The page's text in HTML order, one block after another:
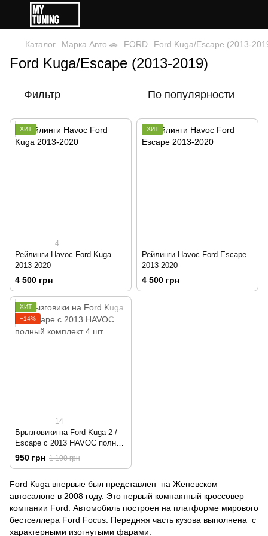
Каталог Марка Авто 🚗 FORD Ford Kuga/Escape (2013-
Ford Kuga/Escape (2013-2019)
Фильтр По популярности
ХИТ
4
Рейлинги Havoc Ford Kuga
2013-2020
4 500 грн
ХИТ
Рейлинги Havoc Ford Escape
2013-2020
4 500 грн
ХИТ
−14%
14
Брызговики на Ford Kuga 2 /
Escape с 2013 HAVOC полный
комплект 4 шт
950 грн 1 100 грн
Ford Kuga впервые был представлен на Женевском
автосалоне в 2008 году. Это первый компактный кроссовер
компании Ford. Автомобиль построен на платформе мирового
бестселлера Ford Focus. Передняя часть кузова выполнена c
характерными изогнутыми фарами.